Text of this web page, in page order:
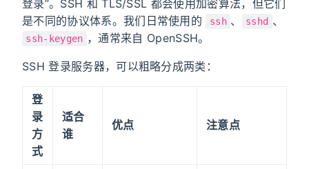
登录”。SSH 和 TLS/SSL 都会使用加密算法，但它们
是不同的协议体系。我们日常使用的
ssh 、 sshd 、
ssh-keygen ，通常来自 OpenSSH。
SSH 登录服务器，可以粗略分成两类：
登
录
方
式
适合
谁
优点 注意点